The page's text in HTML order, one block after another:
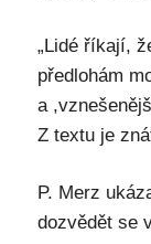
„Lidé říkají,
předlohám
a
Z textu je
P. Merz
dozvědět se